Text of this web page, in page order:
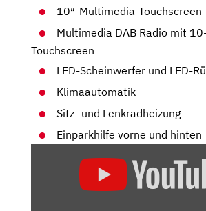
10″-Multimedia-Touchscreen
Multimedia DAB Radio mit
Touchscreen
LED-Scheinwerfer und LED-
Klimaautomatik
Sitz- und Lenkradheizung
Einparkhilfe vorne und hinten